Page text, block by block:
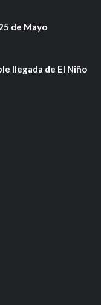
de Mayo
llegada de El Niño